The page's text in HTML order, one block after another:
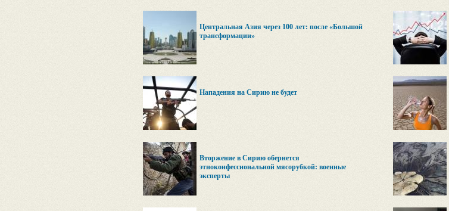
Центральная Азия через 100 лет: после «Большой
трансформации»
Нападения на Сирию не будет
Вторжение в Сирию обернется
этноконфессиональной мясорубкой: военные
эксперты